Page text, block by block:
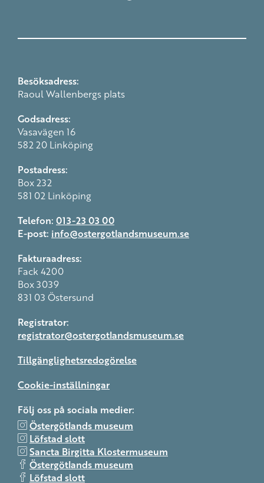
Besöksadress:
Raoul Wallenbergs plats
Godsadress:
Vasavägen 16
582 20 Linköping
Postadress:
Box 232
581 02 Linköping
Telefon: 013-23 03 00
E-post: info@ostergotlandsmuseum.se
Fakturaadress:
Fack 4200
Box 3039
831 03 Östersund
Registrator:
registrator@ostergotlandsmuseum.se
Tillgänglighetsredogörelse
Cookie-inställningar
Följ oss på sociala medier:
Östergötlands museum
Löfstad slott
Sancta Birgitta Klostermuseum
Östergötlands museum
Löfstad slott